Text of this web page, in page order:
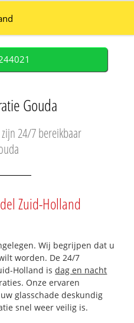
Gouda
24/7 bereikbaar
Zuid-Holland
Wij begrijpen dat u
worden. De 24/7
Holland isdag en nacht
Onze ervaren
glasschade deskundig
snel weer veilig is.